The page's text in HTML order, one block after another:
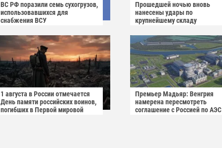
ВС РФ поразили семь сухогрузов,
использовавшихся для
снабжения ВСУ
Прошедшей ночью вновь
нанесены удары по
крупнейшему складу
Rozetka
1 августа в России отмечается
День памяти российских воинов,
погибших в Первой мировой
Премьер Мадьяр: Венгрия
намерена пересмотреть
соглашение с Россией по АЭС